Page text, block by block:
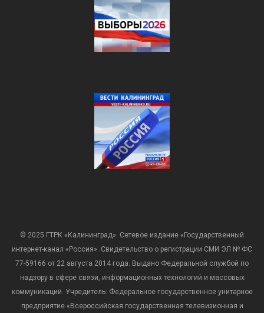
© 2025 ГТРК «Калининград». Сетевое издание «Государственный
интернет-канал «Россия». Свидетельство о регистрации СМИ ЭЛ № ФС
77-59166 от 22 августа 2014 года. Выдано Федеральной службой по
надзору в сфере связи, информационных технологий и массовых
коммуникаций. Учредитель: Федеральное государственное унитарное
предприятие «Всероссийская государственная телевизионная и